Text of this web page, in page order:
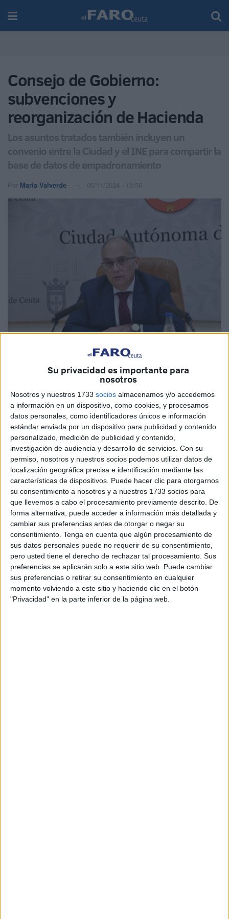
Su privacidad es importante para
nosotros
Nosotros y nuestros 1733 socios almacenamos y/o accedemos
a información en un dispositivo, como cookies, y procesamos
datos personales, como identificadores únicos e información
estándar enviada por un dispositivo para publicidad y contenido
personalizado, medición de publicidad y contenido,
investigación de audiencia y desarrollo de servicios. Con su
permiso, nosotros y nuestros socios podemos utilizar datos de
localización geográfica precisa e identificación mediante las
características de dispositivos. Puede hacer clic para otorgarnos
su consentimiento a nosotros y a nuestros 1733 socios para
que llevemos a cabo el procesamiento previamente descrito. De
forma alternativa, puede acceder a información más detallada y
cambiar sus preferencias antes de otorgar o negar su
consentimiento. Tenga en cuenta que algún procesamiento de
sus datos personales puede no requerir de su consentimiento,
pero usted tiene el derecho de rechazar tal procesamiento. Sus
preferencias se aplicarán solo a este sitio web. Puede cambiar
sus preferencias o retirar su consentimiento en cualquier
momento volviendo a este sitio y haciendo clic en el botón
"Privacidad" en la parte inferior de la página web.
Consejo de Gobierno:
subvenciones y
reorganización de Hacienda
Los asuntos tratados también incluyen un
convenio entre la Ciudad y el INE para compartir la
base de datos de empadronamiento
Por María Valverde 05/11/2024 - 13:56
El Consejo de Gobiernode este martes se ha centrado
en distintos aspectos relativos a subvenciones y
convenios. Entre ellos la reorganización de laestructura
de Hacienda en Ceutao las ayudas concedidas por parte
del Ministerio de Política Territorial y Memoria
Democrática. Estas suponen 315.000 euros y están dentro
del marco del Plan de Recuperación, Transformación y
Resiliencia.
A esta partida económica se suma otra para financiar dos
programas de violencia de género, en concreto, un
proyecto de intervención psicosocial con hombres
condenados por infracciones de esta índole y una serie de
cursos de formación para capacitar a mujeres ante
situaciones y escenarios relacionados con esta lacra
social. Este gasto corresponde al periodo de 2025 y